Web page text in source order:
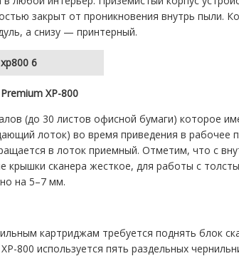
закрыт от проникновения внутрь пыли.
а снизу — принтерный.
XP-800
(до 30 листов офисной бумаги) которое
лоток) во время приведения в рабочее
в лоток приемный. Отметим, что с
крышки сканера жесткое, для работы с
на 5–7 мм.
картриджам требуется поднять блок
800 используется пять раздельных